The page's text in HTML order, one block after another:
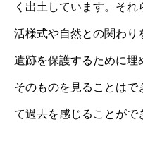
く出土しています。そ
活様式や自然との関わり
遺跡を保護するために埋
そのものを見ることはで
て過去を感じることがで